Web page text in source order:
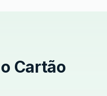
Cartão